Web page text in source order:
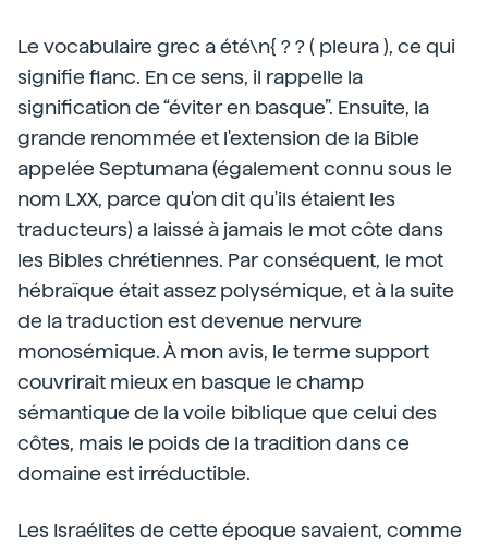
Le vocabulaire grec a été\n{ ? ? ( pleura ), ce qui
signifie flanc. En ce sens, il rappelle la
signification de “éviter en basque”. Ensuite, la
grande renommée et l'extension de la Bible
appelée Septumana (également connu sous le
nom LXX, parce qu'on dit qu'ils étaient les
traducteurs) a laissé à jamais le mot côte dans
les Bibles chrétiennes. Par conséquent, le mot
hébraïque était assez polysémique, et à la suite
de la traduction est devenue nervure
monosémique. À mon avis, le terme support
couvrirait mieux en basque le champ
sémantique de la voile biblique que celui des
côtes, mais le poids de la tradition dans ce
domaine est irréductible.
Les Israélites de cette époque savaient, comme